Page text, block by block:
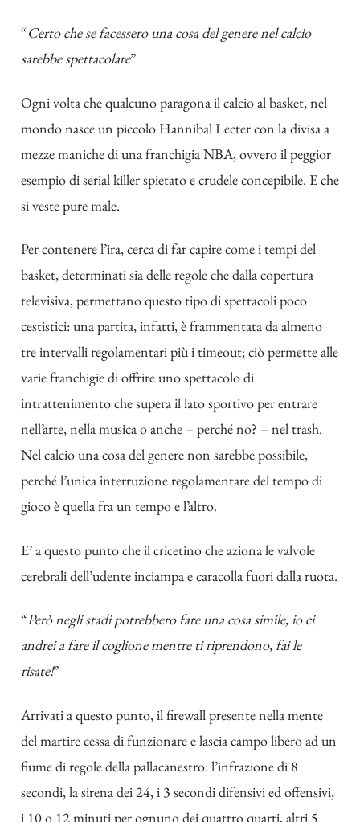
“Certo che se facessero una cosa del genere nel calcio
sarebbe spettacolare”
Ogni volta che qualcuno paragona il calcio al basket, nel
mondo nasce un piccolo Hannibal Lecter con la divisa a
mezze maniche di una franchigia NBA, ovvero il peggior
esempio di serial killer spietato e crudele concepibile. E che
si veste pure male.
Per contenere l’ira, cerca di far capire come i tempi del
basket, determinati sia delle regole che dalla copertura
televisiva, permettano questo tipo di spettacoli poco
cestistici: una partita, infatti, è frammentata da almeno
tre intervalli regolamentari più i timeout; ciò permette alle
varie franchigie di offrire uno spettacolo di
intrattenimento che supera il lato sportivo per entrare
nell’arte, nella musica o anche – perché no? – nel trash.
Nel calcio una cosa del genere non sarebbe possibile,
perché l’unica interruzione regolamentare del tempo di
gioco è quella fra un tempo e l’altro.
E’ a questo punto che il cricetino che aziona le valvole
cerebrali dell’udente inciampa e caracolla fuori dalla ruota.
“Però negli stadi potrebbero fare una cosa simile, io ci
andrei a fare il coglione mentre ti riprendono, fai le
risate!”
Arrivati a questo punto, il firewall presente nella mente
del martire cessa di funzionare e lascia campo libero ad un
fiume di regole della pallacanestro: l’infrazione di 8
secondi, la sirena dei 24, i 3 secondi difensivi ed offensivi,
i 10 o 12 minuti per ognuno dei quattro quarti, altri 5